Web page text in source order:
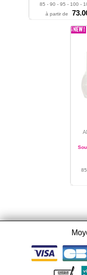
85 - 90 - 95 - 100 -
110 - 115
à partir de